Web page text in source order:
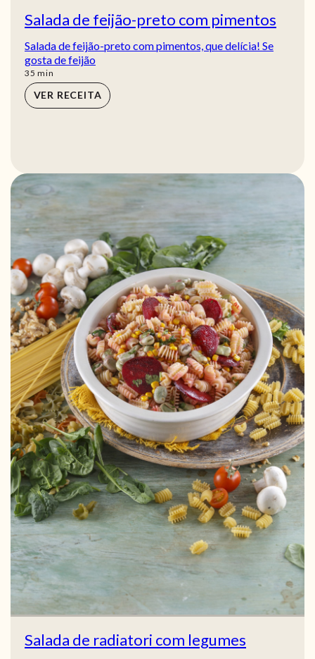
Salada de feijão-preto com pimentos
Salada de feijão-preto com pimentos, que delícia! Se
gosta de feijão
35 min
min
VER RECEITA
Salada de radiatori com legumes